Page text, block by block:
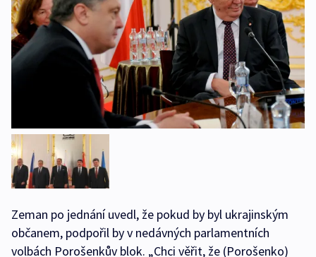
Zeman po jednání uvedl, že pokud by byl ukrajinským
občanem, podpořil by v nedávných parlamentních
volbách Porošenkův blok. „Chci věřit, že (Porošenko)